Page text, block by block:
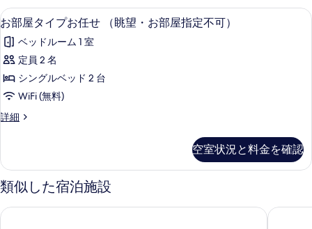
べ
て
の
写
真
を
表
す
る
野
川
側
デ
ラ
ッ
ク
イ
ン
(45
平
11
階・
狩
野
川
デ
ラ
ク
ン
(45
平
米)
お
部
屋
タ
イ
お
せ
（眺
望・
お
高級寝具、デスク、遮光カーテン、
2
お部屋タイプお任せ （眺望・お部屋指定不可）
ベッドルーム 1 室
定員 2 名
シングルベッド 2 台
WiFi (無料)
詳細
お
イ
プ
お
せ
空室状況と料金を確認
類似した宿泊施設
ダイワロイネットホテルぬまづ ホテル